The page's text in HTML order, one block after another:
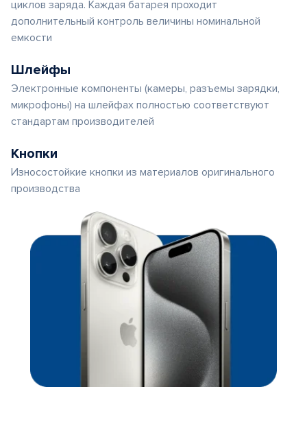
циклов заряда. Каждая батарея проходит
дополнительный контроль величины номинальной
емкости
Шлейфы
Электронные компоненты (камеры, разъемы зарядки,
микрофоны) на шлейфах полностью соответствуют
стандартам производителей
Кнопки
Износостойкие кнопки из материалов оригинального
производства